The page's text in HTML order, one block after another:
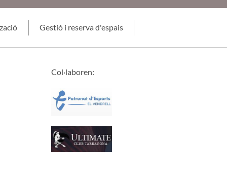
Gestió i reserva d'espais
Col·laboren: